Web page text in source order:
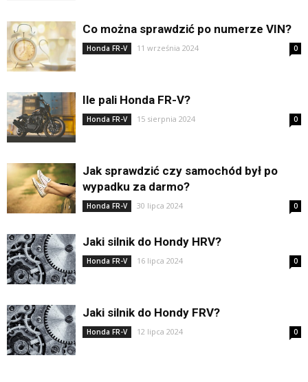
Co można sprawdzić po numerze VIN?
Honda FR-V 11 września 2024 0
Ile pali Honda FR-V?
Honda FR-V 15 sierpnia 2024 0
Jak sprawdzić czy samochód był po
wypadku za darmo?
Honda FR-V 30 lipca 2024 0
Jaki silnik do Hondy HRV?
Honda FR-V 16 lipca 2024 0
Jaki silnik do Hondy FRV?
Honda FR-V 12 lipca 2024 0